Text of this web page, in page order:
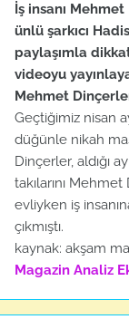
İş insanı
ünlü şarkıcı
paylaşımla
videoyu
Mehmet
Geçtiğimiz nisan
düğünle nikah
Dinçerler, aldığı
takılarını
evliyken iş
çıkmıştı.
kaynak: akşam
Magazin Analiz